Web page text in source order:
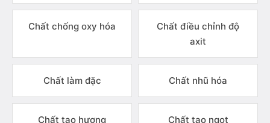
Chất chống oxy hóa
Chất điều chỉnh độ
axit
Chất làm đặc Chất nhũ hóa
Chất tạo hương Chất tạo ngọt